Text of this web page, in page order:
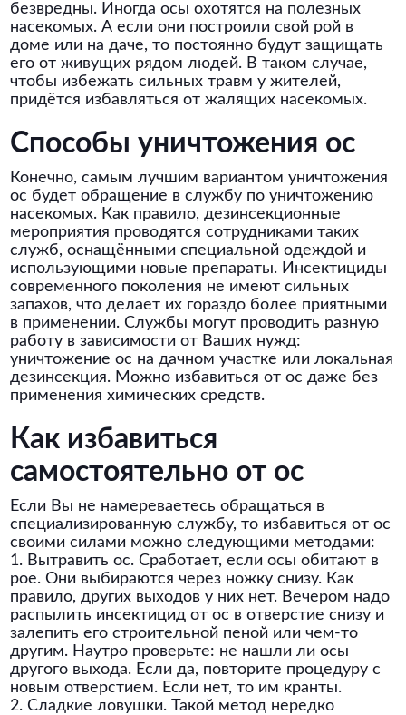
безвредны. Иногда осы охотятся на полезных
насекомых. А если они построили свой рой в
доме или на даче, то постоянно будут защищать
его от живущих рядом людей. В таком случае,
чтобы избежать сильных травм у жителей,
придётся избавляться от жалящих насекомых.
Способы уничтожения ос
Конечно, самым лучшим вариантом уничтожения
ос будет обращение в службу по уничтожению
насекомых. Как правило, дезинсекционные
мероприятия проводятся сотрудниками таких
служб, оснащёнными специальной одеждой и
использующими новые препараты. Инсектициды
современного поколения не имеют сильных
запахов, что делает их гораздо более приятными
в применении. Службы могут проводить разную
работу в зависимости от Ваших нужд:
уничтожение ос на дачном участке или локальная
дезинсекция. Можно избавиться от ос даже без
применения химических средств.
Как избавиться
самостоятельно от ос
Если Вы не намереваетесь обращаться в
специализированную службу, то избавиться от ос
своими силами можно следующими методами:
1. Вытравить ос. Сработает, если осы обитают в
рое. Они выбираются через ножку снизу. Как
правило, других выходов у них нет. Вечером надо
распылить инсектицид от ос в отверстие снизу и
залепить его строительной пеной или чем-то
другим. Наутро проверьте: не нашли ли осы
другого выхода. Если да, повторите процедуру с
новым отверстием. Если нет, то им кранты.
2. Сладкие ловушки. Такой метод нередко